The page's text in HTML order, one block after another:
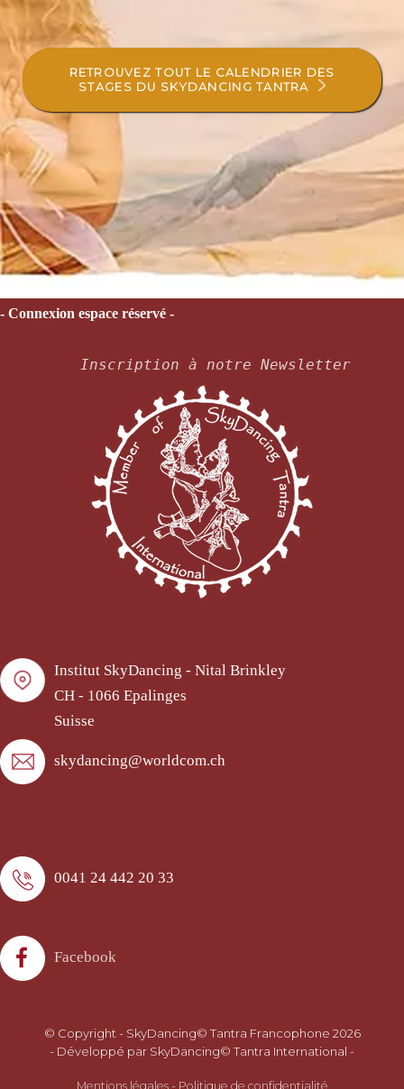
RETROUVEZ TOUT LE CALENDRIER DES
STAGES DU SKYDANCING TANTRA
- Connexion espace réservé -
Inscription à notre Newsletter
Institut SkyDancing - Nital Brinkley
CH - 1066 Epalinges
Suisse
skydancing@worldcom.ch
0041 24 442 20 33
Facebook
© Copyright - SkyDancing© Tantra Francophone 2026
- Développé par SkyDancing© Tantra International -
Mentions légales- Politique de confidentialité